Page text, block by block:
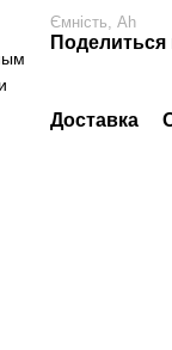
Ємність, Ah
Поделиться
Доставка